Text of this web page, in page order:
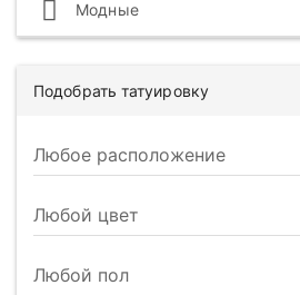
Модные
Подобрать татуировку